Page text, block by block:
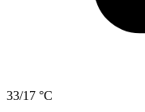
33/17 °C